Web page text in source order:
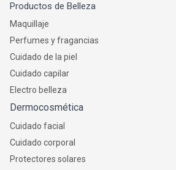
Productos de Belleza
Maquillaje
Perfumes y fragancias
Cuidado de la piel
Cuidado capilar
Electro belleza
Dermocosmética
Cuidado facial
Cuidado corporal
Protectores solares